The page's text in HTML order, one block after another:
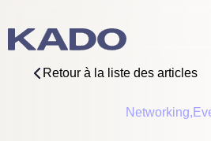
Retour à la liste des articles
Networking,